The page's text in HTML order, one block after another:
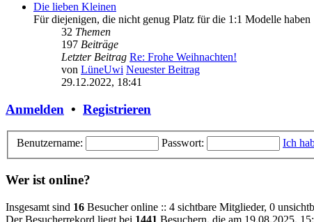
Die lieben Kleinen
Für diejenigen, die nicht genug Platz für die 1:1 Modelle haben
32 Themen
197 Beiträge
Letzter Beitrag Re: Frohe Weihnachten!
von LüneUwi Neuester Beitrag
29.12.2022, 18:41
Anmelden • Registrieren
Benutzername: Passwort: Ich
Wer ist online?
Insgesamt sind 16 Besucher online :: 4 sichtbare Mitglieder, 0
Der Besucherrekord liegt bei 1441 Besuchern, die am 19.08.2025,